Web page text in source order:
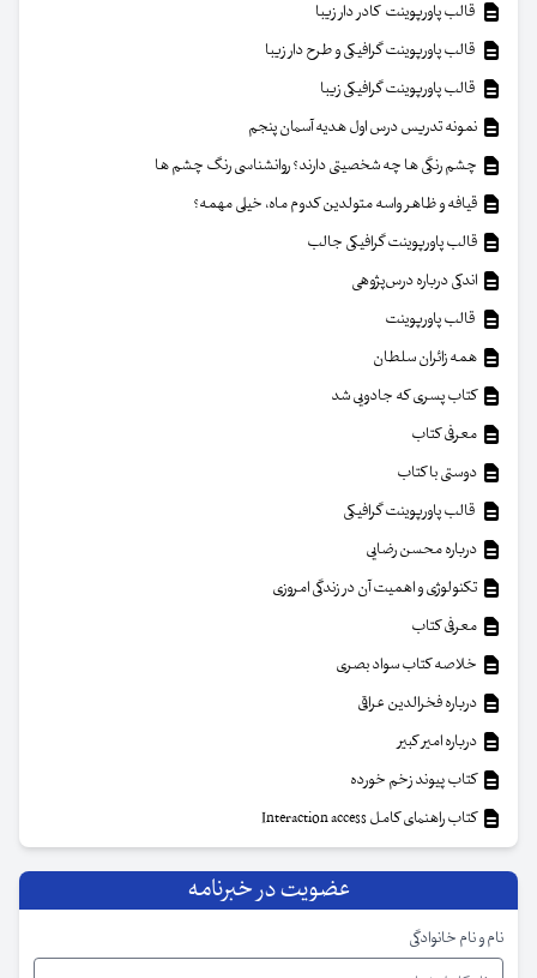
قالب پاورپوینت کادر دار زیبا
قالب پاورپوینت گرافیکی و طرح دار زیبا
قالب پاورپوینت گرافیکی زیبا
نمونه تدریس درس اول هدیه آسمان پنجم
چشم رنگی ها چه شخصیتی دارند؟ روانشناسی رنگ چشم ها
قیافه و ظاهر واسه متولدین کدوم ماه، خیلی مهمه؟
قالب پاورپوینت گرافیکی جالب
اندکی درباره درس‌پژوهی
قالب پاورپوینت
همه زائران سلطان
کتاب پسری که جادویی شد
معرفی کتاب
دوستی با کتاب
قالب پاورپوینت گرافیکی
درباره محسن رضایی
تکنولوژی و اهمیت آن در زندگی امروزی
معرفی کتاب
خلاصه کتاب سواد بصری
درباره فخرالدین عراقی
درباره امیر کبیر
کتاب پیوند زخم خورده
کتاب راهنمای کامل Interaction access
عضویت در خبرنامه
نام و نام خانوادگی